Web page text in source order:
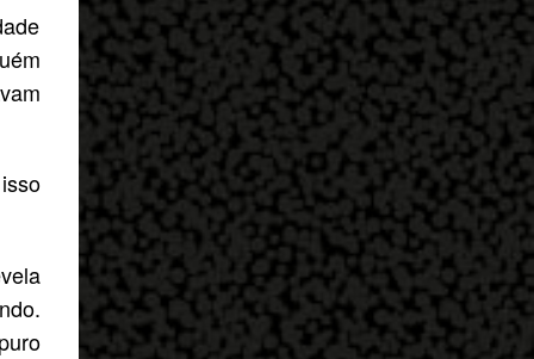
quase esqueci. Eu ti...